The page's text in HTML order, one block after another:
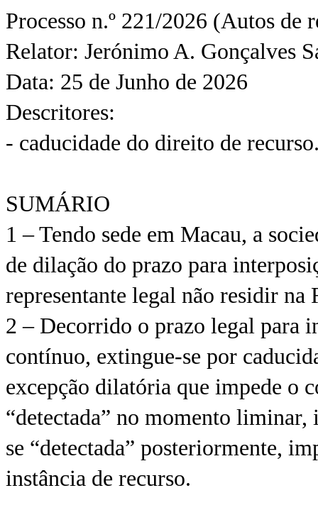
Processo n.º 221/2026 (Autos de
Relator: Jerónimo A. Gonçalves
Data: 25 de Junho de 2026
Descritores:
- caducidade do direito de
SUMÁRIO
1 – Tendo sede em Macau, a
de dilação do prazo para
representante legal não residir na
2 – Decorrido o prazo legal para
contínuo, extingue-se por
excepção dilatória que impede o
“detectada” no momento
se “detectada” posteriormente,
instância de recurso.